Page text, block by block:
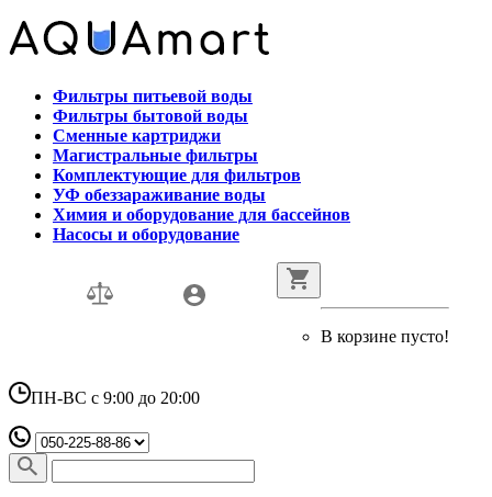
Фильтры питьевой воды
Фильтры бытовой воды
Сменные картриджи
Магистральные фильтры
Комплектующие для фильтров
УФ обеззараживание воды
Химия и оборудование для бассейнов
Насосы и оборудование
В корзине пусто!
ПН-ВС с 9:00 до 20:00